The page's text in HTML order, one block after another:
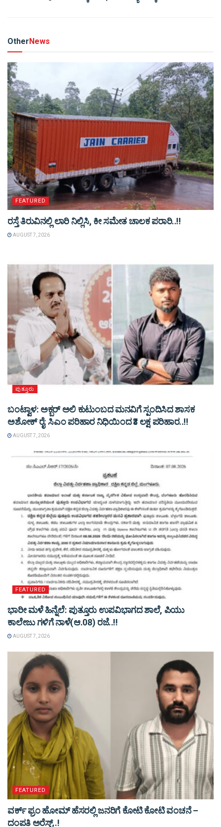
Other News
FEATURED
ರಸ್ತೆ ತಿರುವಿನಲ್ಲಿ ಲಾರಿ ನಿಲ್ಲಿಸಿ, ಕೀ ಸಮೇತ ಚಾಲಕ ಪರಾರಿ..!!
AUGUST 7, 2026
ಪುತ್ತೂರು
ಬಂಟ್ವಾಳ: ಅಕ್ಬರ್ ಅಲಿ ಕುಟುಂಬದ ಮನವಿಗೆ ಸ್ಪಂದಿಸಿದ ಶಾಸಕ
ಅಶೋಕ್ ರೈ: ಸಿಎಂ ಪರಿಹಾರ ನಿಧಿಯಿಂದ ₹3 ಲಕ್ಷ ಪರಿಹಾರ..!!
AUGUST 7, 2026
FEATURED
ಭಾರೀ ಮಳೆ ಹಿನ್ನೆಲೆ: ಪುತ್ತೂರು ಉಪವಿಭಾಗದ ಶಾಲೆ, ಪಿಯು
ಕಾಲೇಜು ಗಳಿಗೆ ನಾಳೆ(ಆ.08) ರಜೆ..!!
AUGUST 7, 2026
FEATURED
ವರ್ಕ್ ಫ್ರಂ ಹೋಮ್ ಹೆಸರಲ್ಲಿ ಜನರಿಗೆ ಕೋಟಿ ಕೋಟಿ ವಂಚನೆ –
ದಂಪತಿ ಅರೆಸ್ಟ್..!